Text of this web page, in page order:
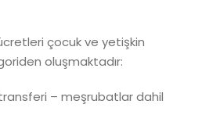
çocuk ve yetişkin
oluşmaktadır:
– meşrubatlar dahil